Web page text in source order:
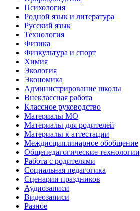
Психология
Родной язык и литература
Русский язык
Технология
Физика
Физкультура и спорт
Химия
Экология
Экономика
Администрирование школы
Внеклассная работа
Классное руководство
Материалы МО
Материалы для родителей
Материалы к аттестации
Междисциплинарное обобщение
Общепедагогические технологии
Работа с родителями
Социальная педагогика
Сценарии праздников
Аудиозаписи
Видеозаписи
Разное